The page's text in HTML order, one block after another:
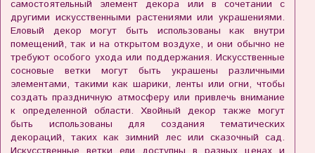
самостоятельный элемент декора или в сочетании с
другими искусственными растениями или украшениями.
Еловый декор могут быть использованы как внутри
помещений, так и на открытом воздухе, и они обычно не
требуют особого ухода или поддержания. Искусственные
сосновые ветки могут быть украшены различными
элементами, такими как шарики, ленты или огни, чтобы
создать праздничную атмосферу или привлечь внимание
к определенной области. Хвойный декор также могут
быть использованы для создания тематических
декораций, таких как зимний лес или сказочный сад.